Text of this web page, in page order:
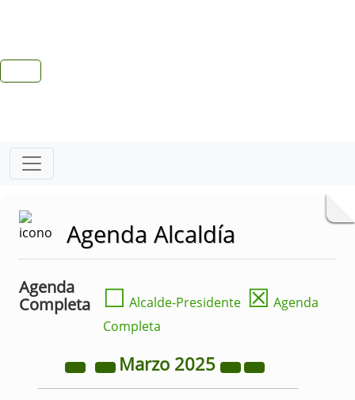
Agenda Alcaldía
Agenda
Completa
☐ Alcalde-Presidente ☒ Agenda
Completa
Marzo 2025